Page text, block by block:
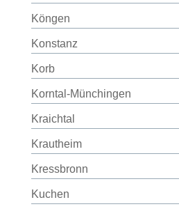
Köngen
Konstanz
Korb
Korntal-Münchingen
Kraichtal
Krautheim
Kressbronn
Kuchen